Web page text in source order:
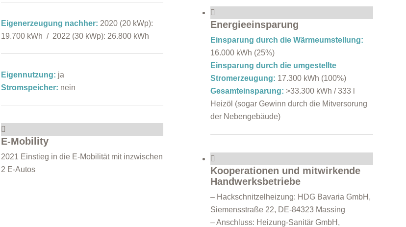
Eigenerzeugung nachher: 2020 (20 kWp):
19.700 kWh / 2022 (30 kWp): 26.800 kWh
Eigennutzung: ja
Stromspeicher: nein
E-Mobility
2021 Einstieg in die E-Mobilität mit inzwischen
2 E-Autos
Energieeinsparung
Einsparung durch die Wärmeumstellung:
16.000 kWh (25%)
Einsparung durch die umgestellte
Stromerzeugung: 17.300 kWh (100%)
Gesamteinsparung: >33.300 kWh / 333 l
Heizöl (sogar Gewinn durch die Mitversorung
der Nebengebäude)
Kooperationen und mitwirkende
Handwerksbetriebe
– Hackschnitzelheizung: HDG Bavaria GmbH,
Siemensstraße 22, DE-84323 Massing
– Anschluss: Heizung-Sanitär GmbH,